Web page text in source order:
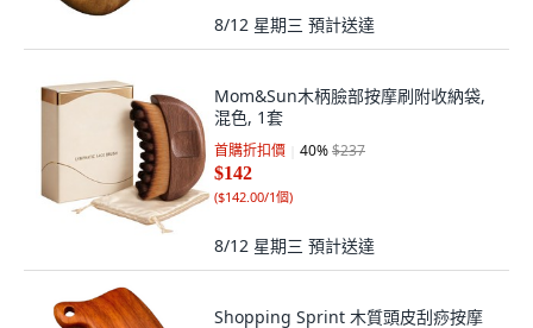
8/12 星期三 預計送達
Mom&Sun木柄臉部按摩刷附收納袋,
混色, 1套
首購折扣價 40%$237
$142
($142.00/1個)
8/12 星期三 預計送達
Shopping Sprint 木質頭皮刮痧按摩